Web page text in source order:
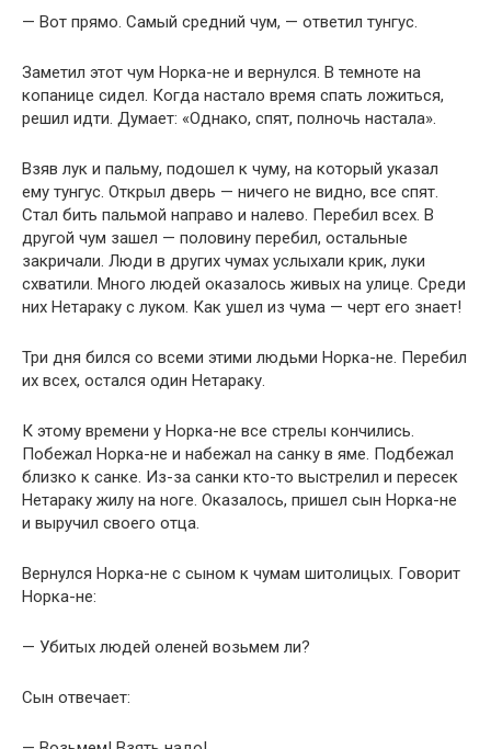
— Вот прямо. Самый средний чум, — ответил тунгус.
Заметил этот чум Норка-не и вернулся. В темноте на
копанице сидел. Когда настало время спать ложиться,
решил идти. Думает: «Однако, спят, полночь настала».
Взяв лук и пальму, подошел к чуму, на который указал
ему тунгус. Открыл дверь — ничего не видно, все спят.
Стал бить пальмой направо и налево. Перебил всех. В
другой чум зашел — половину перебил, остальные
закричали. Люди в других чумах услыхали крик, луки
схватили. Много людей оказалось живых на улице. Среди
них Нетараку с луком. Как ушел из чума — черт его знает!
Три дня бился со всеми этими людьми Норка-не. Перебил
их всех, остался один Нетараку.
К этому времени у Норка-не все стрелы кончились.
Побежал Норка-не и набежал на санку в яме. Подбежал
близко к санке. Из-за санки кто-то выстрелил и пересек
Нетараку жилу на ноге. Оказалось, пришел сын Норка-не
и выручил своего отца.
Вернулся Норка-не с сыном к чумам шитолицых. Говорит
Норка-не:
— Убитых людей оленей возьмем ли?
Сын отвечает: